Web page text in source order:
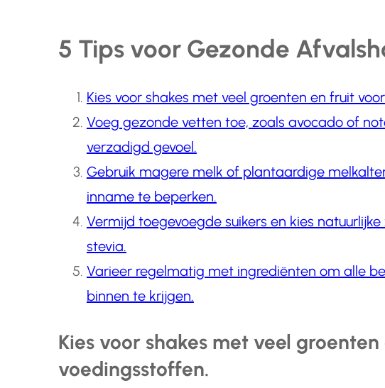
5 Tips voor Gezonde
Kies voor shakes met veel groenten en fruit
Voeg gezonde vetten toe, zoals avocado of
verzadigd gevoel.
Gebruik magere melk of plantaardige
inname te beperken.
Vermijd toegevoegde suikers en kies
stevia.
Varieer regelmatig met ingrediënten om alle
binnen te krijgen.
Kies voor shakes met veel
voedingsstoffen.